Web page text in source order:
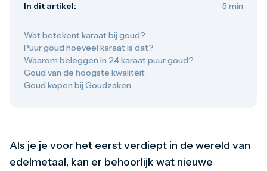
Gouden verzamelmunten
1 gram
2,5 gram
5 gram
10 gram
20 gram
1 kilo
1/10 troy ounce
1/4 troy ounce
In dit artikel: 5 min
Wat betekent karaat bij goud?
Puur goud hoeveel karaat is dat?
Waarom beleggen in 24 karaat puur goud?
Goud van de hoogste kwaliteit
Goud kopen bij Goudzaken
Als je je voor het eerst verdiept in de wereld van
edelmetaal, kan er behoorlijk wat nieuwe